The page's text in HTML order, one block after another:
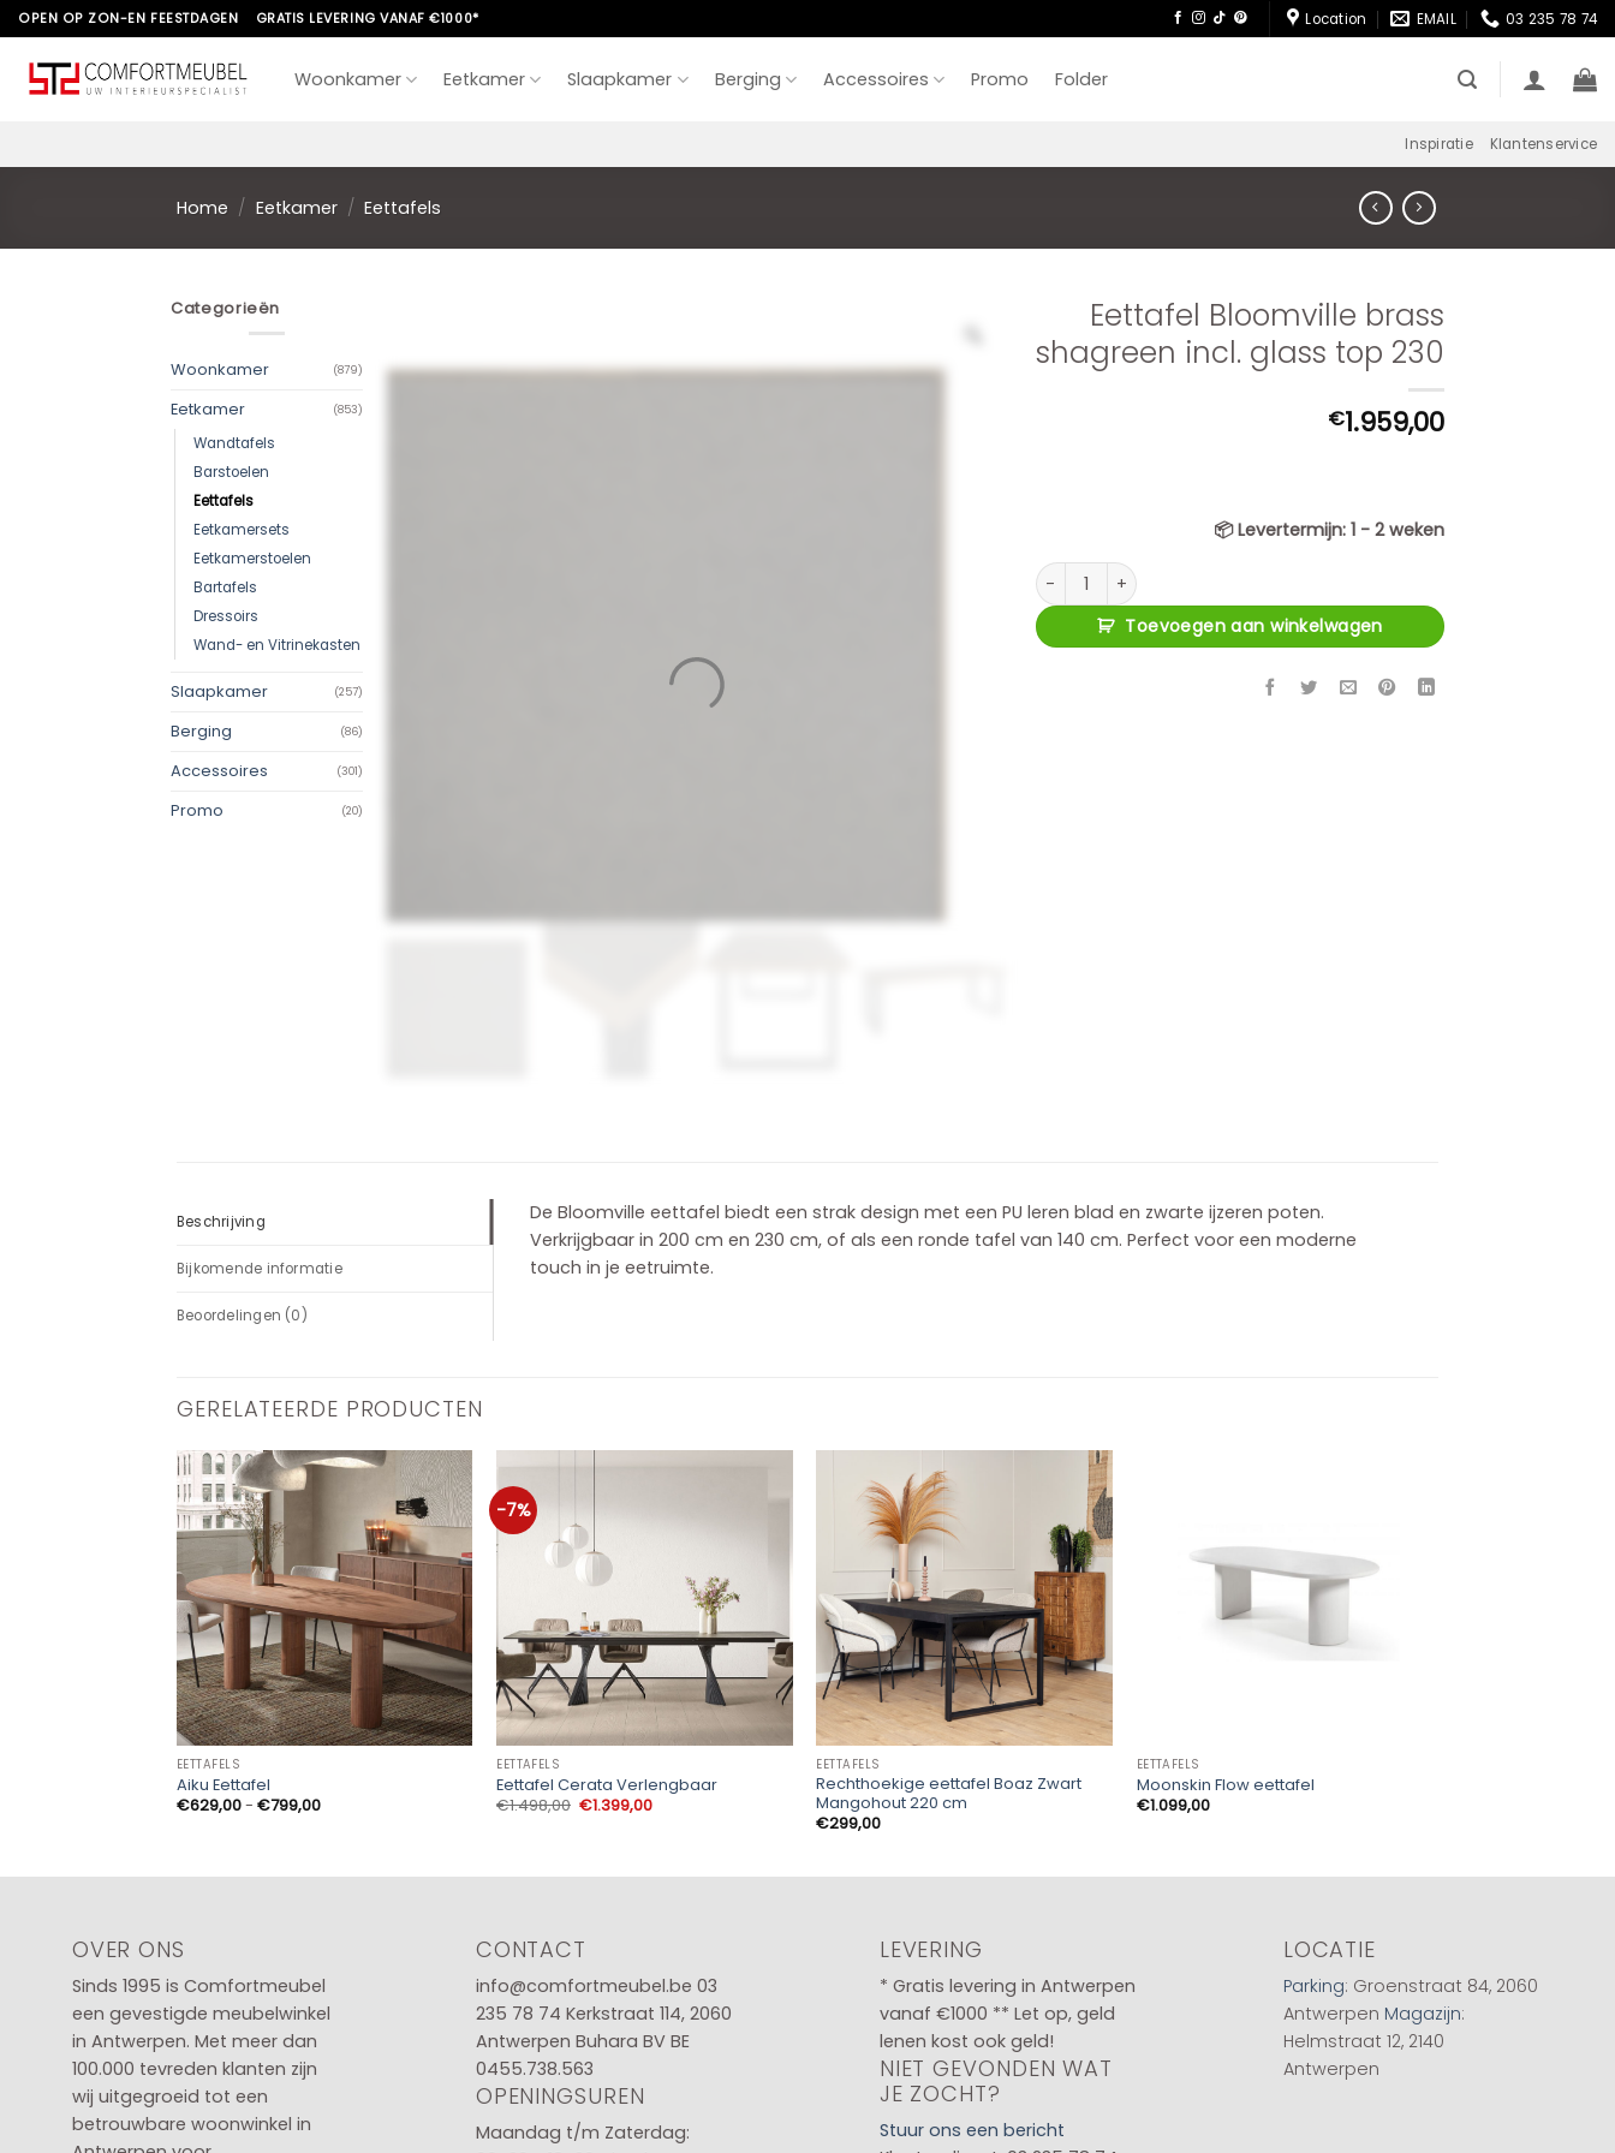
Skip
to
content
OPEN OP ZON-EN FEESTDAGEN GRATIS LEVERING VANAF €1000* Location EMAIL 03 235 78 74
Woonkamer Eetkamer Slaapkamer Berging Accessoires Promo Folder
Inspiratie Klantenservice
Home / Eetkamer / Eettafels
Categorieën
Woonkamer (879)
Eetkamer (853)
Wandtafels
Barstoelen
Eettafels
Eetkamersets
Eetkamerstoelen
Bartafels
Dressoirs
Wand- en Vitrinekasten
Slaapkamer (257)
Berging (86)
Accessoires (301)
Promo (20)
Eettafel Bloomville brass
shagreen incl. glass top 230
€1.959,00
📦Levertermijn: 1 - 2 weken
Eettafel Bloomville brass shagreen incl. glass top 230 aantal
Toevoegen aan winkelwagen
Beschrijving
Bijkomende informatie
Beoordelingen (0)
De Bloomville eettafel biedt een strak design met een PU leren blad en zwarte ijzeren poten.
Verkrijgbaar in 200 cm en 230 cm, of als een ronde tafel van 140 cm. Perfect voor een moderne
touch in je eetruimte.
GERELATEERDE PRODUCTEN
EETTAFELS
Aiku Eettafel
€629,00- €799,00Prijsklasse:
€629,00
-7%
EETTAFELS
Eettafel Cerata Verlengbaar
€1.498,00 Oorspronkelijke
prijs
€1.399,00Huidige
prijs
EETTAFELS
Rechthoekige eettafel Boaz Zwart
Mangohout 220 cm
€299,00
EETTAFELS
Moonskin Flow eettafel
€1.099,00
OVER ONS
Sinds 1995 is Comfortmeubel
een gevestigde meubelwinkel
in Antwerpen. Met meer dan
100.000 tevreden klanten zijn
wij uitgegroeid tot een
betrouwbare woonwinkel in
CONTACT
info@comfortmeubel.be 03
235 78 74 Kerkstraat 114, 2060
Antwerpen Buhara BV BE
0455.738.563
OPENINGSUREN
Maandag t/m Zaterdag:
LEVERING
* Gratis levering in Antwerpen
vanaf €1000 ** Let op, geld
lenen kost ook geld!
NIET GEVONDEN WAT
JE ZOCHT?
Stuur ons een bericht
LOCATIE
Parking: Groenstraat 84, 2060
Antwerpen Magazijn:
Helmstraat 12, 2140
Antwerpen